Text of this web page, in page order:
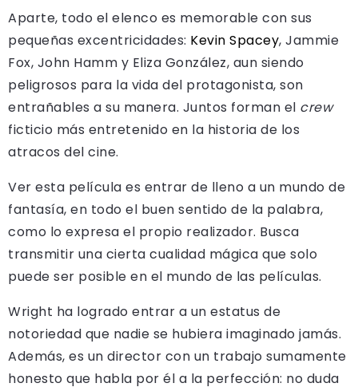
Aparte, todo el elenco es memorable con sus
pequeñas excentricidades: Kevin Spacey, Jammie
Fox, John Hamm y Eliza González, aun siendo
peligrosos para la vida del protagonista, son
entrañables a su manera. Juntos forman el crew
ficticio más entretenido en la historia de los
atracos del cine.
Ver esta película es entrar de lleno a un mundo de
fantasía, en todo el buen sentido de la palabra,
como lo expresa el propio realizador. Busca
transmitir una cierta cualidad mágica que solo
puede ser posible en el mundo de las películas.
Wright ha logrado entrar a un estatus de
notoriedad que nadie se hubiera imaginado jamás.
Además, es un director con un trabajo sumamente
honesto que habla por él a la perfección: no duda